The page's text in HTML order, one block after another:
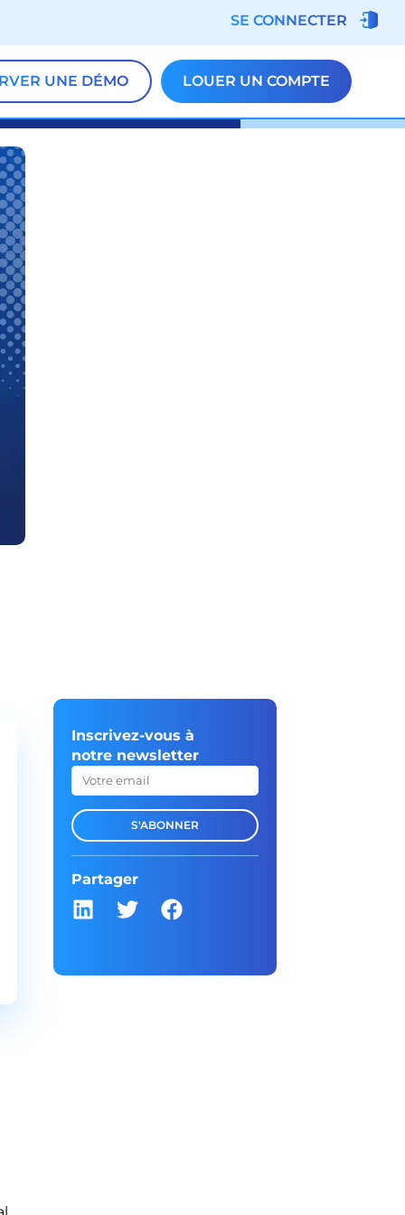
SE CONNECTER
UNE DÉMO LOUER UN COMPTE
Inscrivez-vous à
notre newsletter
S'ABONNER
Partager